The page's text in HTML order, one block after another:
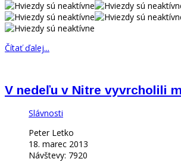
Čítať ďalej...
V nedeľu v Nitre vyvrcholili
Slávnosti
Peter Letko
18. marec 2013
Návštevy: 7920